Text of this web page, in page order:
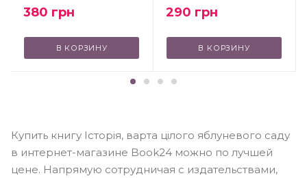
380 грн
В КОРЗИНУ
290 грн
В КОРЗИНУ
Купить книгу Історія, варта цілого яблуневого саду
в интернет-магазине Book24 можно по лучшей
цене. Напрямую сотрудничая с издательствами,